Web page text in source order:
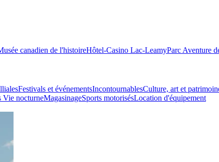
canadien de l'histoireHôtel-Casino Lac-LeamyParc Aventure
Festivals et événementsIncontournablesCulture, art et
Vie nocturneMagasinageSports motorisésLocation d'équipement